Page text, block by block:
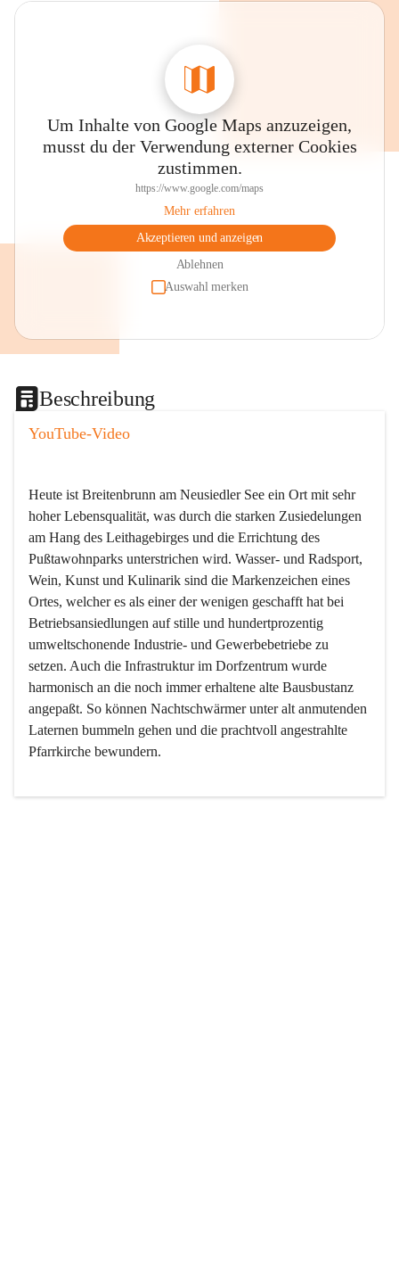
Um Inhalte von Google Maps anzuzeigen,
musst du der Verwendung externer Cookies
zustimmen.
https://www.google.com/maps
Mehr erfahren
Akzeptieren und anzeigen
Ablehnen
Auswahl merken
Beschreibung
YouTube-Video
Heute ist Breitenbrunn am Neusiedler See ein Ort mit sehr
hoher Lebensqualität, was durch die starken Zusiedelungen
am Hang des Leithagebirges und die Errichtung des
Pußtawohnparks unterstrichen wird. Wasser- und Radsport,
Wein, Kunst und Kulinarik sind die Markenzeichen eines
Ortes, welcher es als einer der wenigen geschafft hat bei
Betriebsansiedlungen auf stille und hundertprozentig
umweltschonende Industrie- und Gewerbebetriebe zu
setzen. Auch die Infrastruktur im Dorfzentrum wurde
harmonisch an die noch immer erhaltene alte Bausbustanz
angepaßt. So können Nachtschwärmer unter alt anmutenden
Laternen bummeln gehen und die prachtvoll angestrahlte
Pfarrkirche bewundern.
Der Weinbau dominert heute nicht mehr, ist aber integrativer